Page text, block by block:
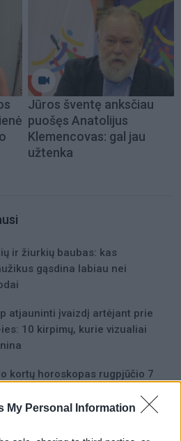
My Personal Information
Jūros šventę anksčiau
puošęs Anatolijus
Klemencovas: gal jau
užtenka
ir žiurkių baubas: kas
gąsdina labiau nei
atjauninti įvaizdį artėjant prie
10 kirpimų, kurie vizualiai
kortų horoskopas rugpjūčio 7
– pagreitis